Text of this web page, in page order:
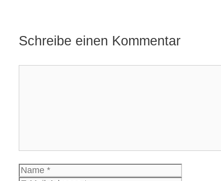
Schreibe einen Kommentar
Name